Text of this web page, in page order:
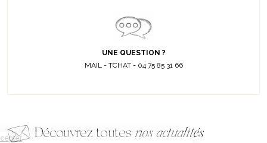
UNE QUESTION ?
MAIL - TCHAT - 04 75 85 31 66
Découvrez toutes nos actualités